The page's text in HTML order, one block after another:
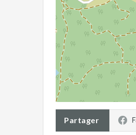
Partager